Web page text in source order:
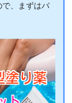
で、まずはバ